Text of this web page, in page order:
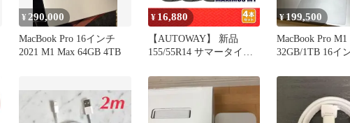
¥ 290,000
MacBook Pro 16インチ
2021 M1 Max 64GB 4TB
¥ 16,880
【AUTOWAY】 新品
155/55R14 サマータイヤ
M1 14インチ 4本セット
夏タイヤ オートウェイ
¥199,500
MacBook Pro M1
32GB/1TB 16イ